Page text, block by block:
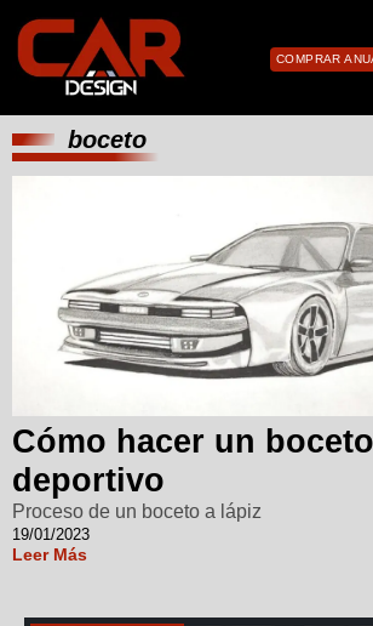
COMPRAR
boceto
Cómo hacer un
deportivo
Proceso de un boceto a lápiz
19/01/2023
Leer Más